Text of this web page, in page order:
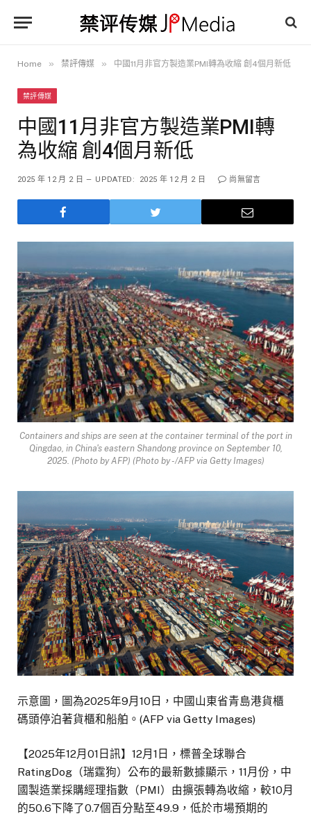
Home » 禁評傳媒 » 中國11月非官方製造業PMI轉為收縮 創4個月新低
禁評傳媒
中國11月非官方製造業PMI轉
為收縮 創4個月新低
2025 年 12 月 2 日 UPDATED: 2025 年 12 月 2 日 尚無留言
Containers and ships are seen at the container terminal of the port in
Qingdao, in China's eastern Shandong province on September 10,
2025. (Photo by AFP) (Photo by -/AFP via Getty Images)
示意圖，圖為2025年9月10日，中國山東省青島港貨櫃
碼頭停泊著貨櫃和船舶。(AFP via Getty Images)
【2025年12月01日訊】12月1日，標普全球聯合
RatingDog（瑞霆狗）公布的最新數據顯示，11月份，中
國製造業採購經理指數（PMI）由擴張轉為收縮，較10月
的50.6下降了0.7個百分點至49.9，低於市場預期的